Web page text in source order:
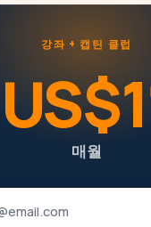
강좌 + 캡틴 클럽
매월